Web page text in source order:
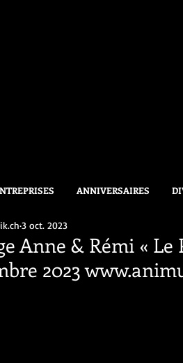
ANNIVERSAIRES
Anne & Rémi « Le
2023
3 oct. 2023